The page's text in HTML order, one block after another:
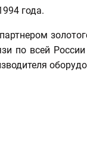
года.
по всей